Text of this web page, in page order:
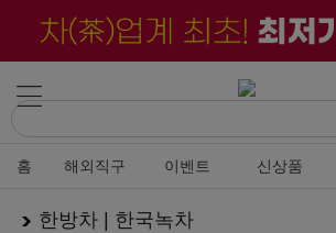
홈 해외직구 이벤트 신상품
한방차 | 한국녹차